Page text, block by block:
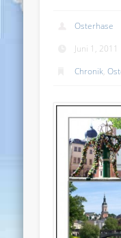
Osterhase
Juni 1, 2011
Chronik,